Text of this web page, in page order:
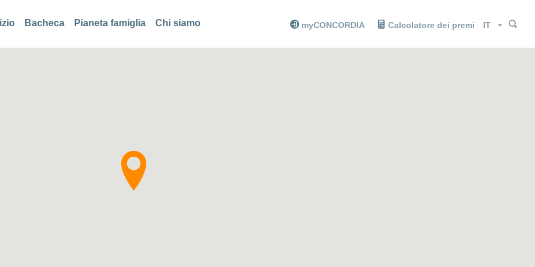
Bacheca Pianeta famiglia Chi siamo myCONCORDIA Calcolatore dei premi Lingua